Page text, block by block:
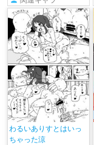
わるいありすとはいっ
ちゃった涼